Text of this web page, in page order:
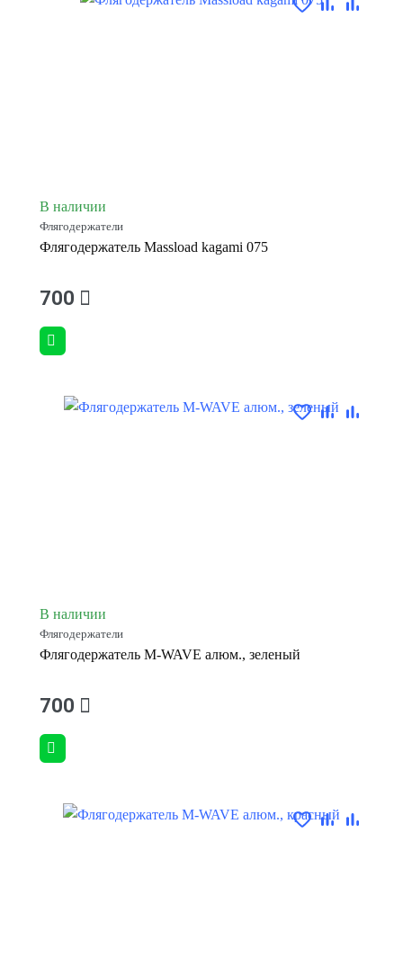
В наличии
Флягодержатели
Флягодержатель Massload kagami 075
700
В наличии
Флягодержатели
Флягодержатель M-WAVE алюм., зеленый
700